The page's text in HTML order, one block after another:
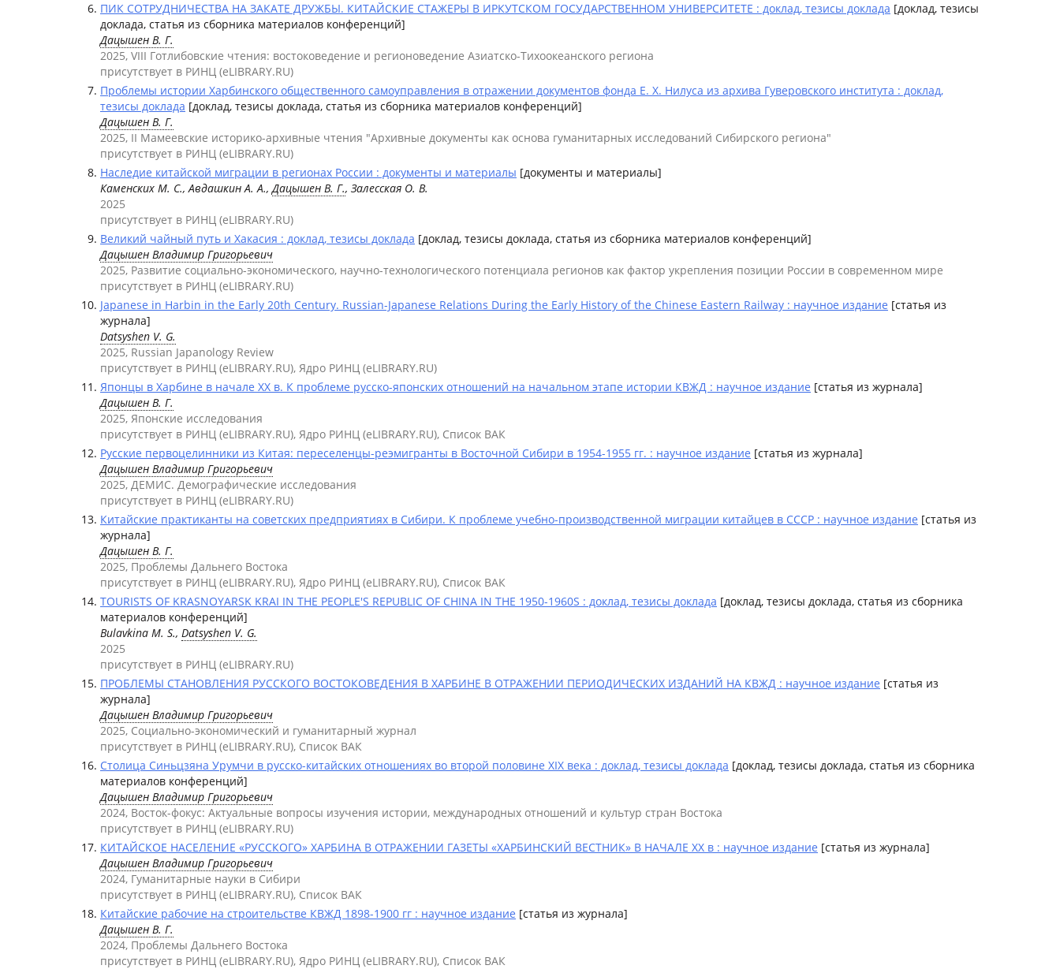
ПИК СОТРУДНИЧЕСТВА НА ЗАКАТЕ ДРУЖБЫ. КИТАЙСКИЕ СТАЖЕРЫ В ИРКУТСКОМ ГОСУДАРСТВЕННОМ УНИВЕРСИТЕТЕ : доклад, тезисы доклада [доклад, тезисы
доклада, статья из сборника материалов конференций]
Дацышен В. Г.
2025, VIII Готлибовские чтения: востоковедение и регионоведение Азиатско-Тихоокеанского региона
присутствует в РИНЦ (eLIBRARY.RU)
Проблемы истории Харбинского общественного самоуправления в отражении документов фонда Е. Х. Нилуса из архива Гуверовского института : доклад,
тезисы доклада [доклад, тезисы доклада, статья из сборника материалов конференций]
Дацышен В. Г.
2025, II Мамеевские историко-архивные чтения "Архивные документы как основа гуманитарных исследований Сибирского региона"
присутствует в РИНЦ (eLIBRARY.RU)
Наследие китайской миграции в регионах России : документы и материалы [документы и материалы]
Каменских М. С., Авдашкин А. А.,Дацышен В. Г., Залесская О. В.
2025
присутствует в РИНЦ (eLIBRARY.RU)
Великий чайный путь и Хакасия : доклад, тезисы доклада [доклад, тезисы доклада, статья из сборника материалов конференций]
Дацышен Владимир Григорьевич
2025, Развитие социально-экономического, научно-технологического потенциала регионов как фактор укрепления позиции России в современном мире
присутствует в РИНЦ (eLIBRARY.RU)
Japanese in Harbin in the Early 20th Century. Russian-Japanese Relations During the Early History of the Chinese Eastern Railway : научное издание [статья из
журнала]
Datsyshen V. G.
2025, Russian Japanology Review
присутствует в РИНЦ (eLIBRARY.RU), Ядро РИНЦ (eLIBRARY.RU)
Японцы в Харбине в начале XX в. К проблеме русско-японских отношений на начальном этапе истории КВЖД : научное издание [статья из журнала]
Дацышен В. Г.
2025, Японские исследования
присутствует в РИНЦ (eLIBRARY.RU), Ядро РИНЦ (eLIBRARY.RU), Список ВАК
Русские первоцелинники из Китая: переселенцы-реэмигранты в Восточной Сибири в 1954-1955 гг. : научное издание [статья из журнала]
Дацышен Владимир Григорьевич
2025, ДЕМИС. Демографические исследования
присутствует в РИНЦ (eLIBRARY.RU)
Китайские практиканты на советских предприятиях в Сибири. К проблеме учебно-производственной миграции китайцев в СССР : научное издание [статья из
журнала]
Дацышен В. Г.
2025, Проблемы Дальнего Востока
присутствует в РИНЦ (eLIBRARY.RU), Ядро РИНЦ (eLIBRARY.RU), Список ВАК
TOURISTS OF KRASNOYARSK KRAI IN THE PEOPLE'S REPUBLIC OF CHINA IN THE 1950-1960S : доклад, тезисы доклада [доклад, тезисы доклада, статья из сборника
материалов конференций]
Bulavkina M. S., Datsyshen V. G.
2025
присутствует в РИНЦ (eLIBRARY.RU)
ПРОБЛЕМЫ СТАНОВЛЕНИЯ РУССКОГО ВОСТОКОВЕДЕНИЯ В ХАРБИНЕ В ОТРАЖЕНИИ ПЕРИОДИЧЕСКИХ ИЗДАНИЙ НА КВЖД : научное издание [статья из
журнала]
Дацышен Владимир Григорьевич
2025, Социально-экономический и гуманитарный журнал
присутствует в РИНЦ (eLIBRARY.RU), Список ВАК
Столица Синьцзяна Урумчи в русско-китайских отношениях во второй половине XIX века : доклад, тезисы доклада [доклад, тезисы доклада, статья из сборника
материалов конференций]
Дацышен Владимир Григорьевич
2024, Восток-фокус: Актуальные вопросы изучения истории, международных отношений и культур стран Востока
присутствует в РИНЦ (eLIBRARY.RU)
КИТАЙСКОЕ НАСЕЛЕНИЕ «РУССКОГО» ХАРБИНА В ОТРАЖЕНИИ ГАЗЕТЫ «ХАРБИНСКИЙ ВЕСТНИК» В НАЧАЛЕ XX в : научное издание [статья из журнала]
Дацышен Владимир Григорьевич
2024, Гуманитарные науки в Сибири
присутствует в РИНЦ (eLIBRARY.RU), Список ВАК
Китайские рабочие на строительстве КВЖД 1898-1900 гг : научное издание [статья из журнала]
Дацышен В. Г.
2024, Проблемы Дальнего Востока
присутствует в РИНЦ (eLIBRARY.RU), Ядро РИНЦ (eLIBRARY.RU), Список ВАК